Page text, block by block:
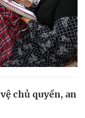
chủ quyền, an